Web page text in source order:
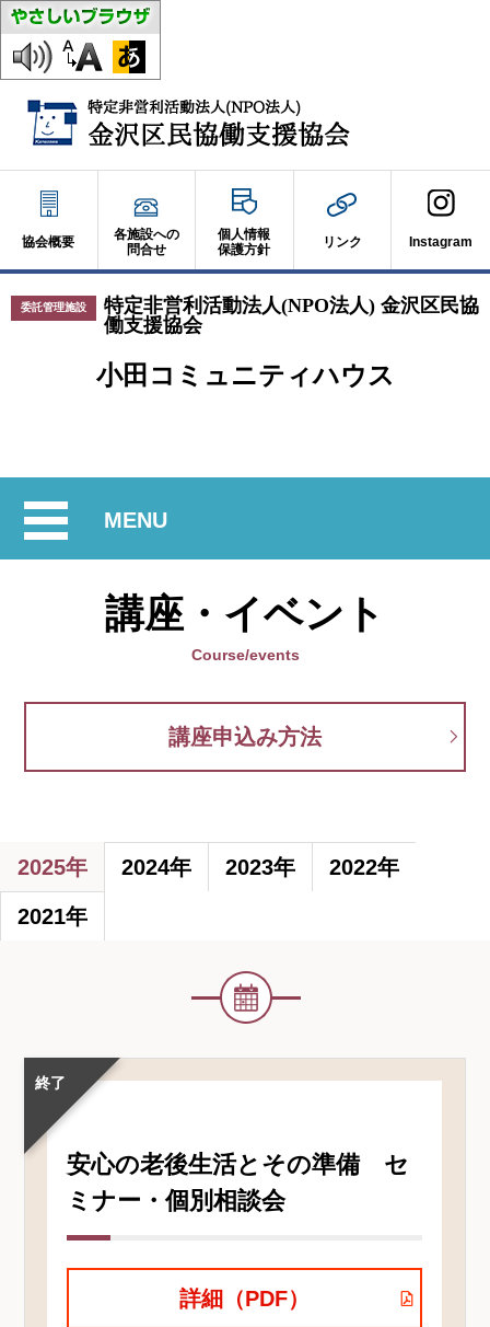
協会概要
各施設への
問合せ
個人情報
保護方針
リンク Instagram
特定非営利活動法人(NPO法人) 金沢区民協
働支援協会
委託管理施設
小田コミュニティハウス
MENU開
閉
講座・イベント
Course/events
講座申込み方法
2025年 2024年 2023年 2022年
2021年
イ
ベ
ン
ト・
講
終了
安心の老後生活とその準備 セ
ミナー・個別相談会
詳細（PDF）